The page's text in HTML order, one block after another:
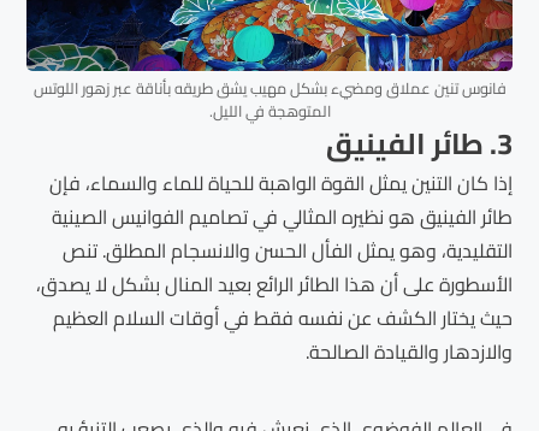
فانوس تنين عملاق ومضيء بشكل مهيب يشق طريقه بأناقة عبر زهور اللوتس
المتوهجة في الليل.
3. طائر الفينيق
إذا كان التنين يمثل القوة الواهبة للحياة للماء والسماء، فإن
طائر الفينيق هو نظيره المثالي في تصاميم الفوانيس الصينية
التقليدية، وهو يمثل الفأل الحسن والانسجام المطلق. تنص
الأسطورة على أن هذا الطائر الرائع بعيد المنال بشكل لا يصدق،
حيث يختار الكشف عن نفسه فقط في أوقات السلام العظيم
والازدهار والقيادة الصالحة.